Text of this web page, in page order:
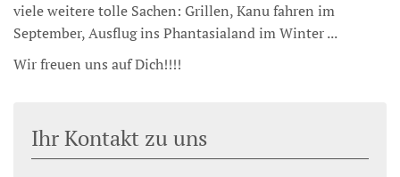
viele weitere tolle Sachen: Grillen, Kanu fahren im
September, Ausflug ins Phantasialand im Winter ...
Wir freuen uns auf Dich!!!!
Ihr Kontakt zu uns